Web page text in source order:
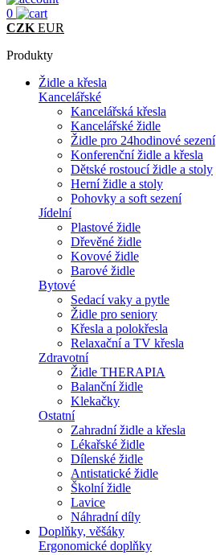
0
CZK EUR
Produkty
Židle a křesla
Kancelářské
Kancelářská křesla
Kancelářské židle
Židle pro 24hodinové sezení
Konferenční židle a křesla
Dětské rostoucí židle a stoly
Herní židle a stoly
Pohovky a soft sezení
Jídelní
Plastové židle
Dřevěné židle
Kovové židle
Barové židle
Bytové
Sedací vaky a pytle
Židle pro seniory
Křesla a polokřesla
Relaxační a TV křesla
Zdravotní
Židle THERAPIA
Balanční židle
Klekačky
Ostatní
Zahradní židle a křesla
Lékařské židle
Dílenské židle
Antistatické židle
Školní židle
Lavice
Náhradní díly
Doplňky, věšáky
Ergonomické doplňky